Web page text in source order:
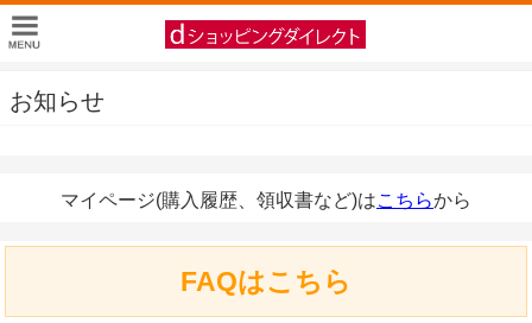
お知らせ
マイページ(購入履歴、領収書など)はこちらから
FAQはこちら